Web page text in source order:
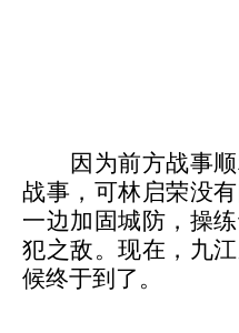
因为前方战事
战事，可林启荣没
一边加固城防，操
犯之敌。现在，九
候终于到了。